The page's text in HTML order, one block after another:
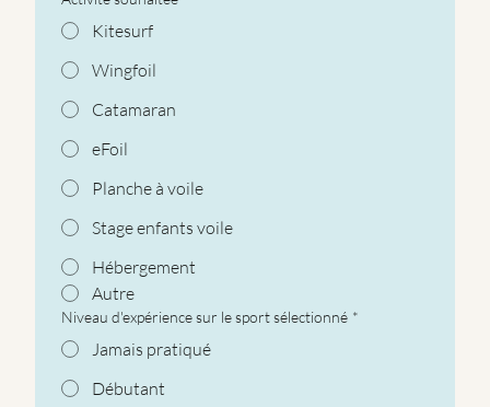
Kitesurf
Wingfoil
Catamaran
eFoil
Planche à voile
Stage enfants voile
Hébergement
Autre
Niveau d'expérience sur le sport sélectionné *
Jamais pratiqué
Débutant